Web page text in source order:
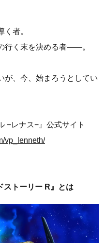
者。
行く末を決める者――。
が、今、始まろうとしてい
−レナス−』公式サイト
vp_lenneth/
ストーリー R』とは